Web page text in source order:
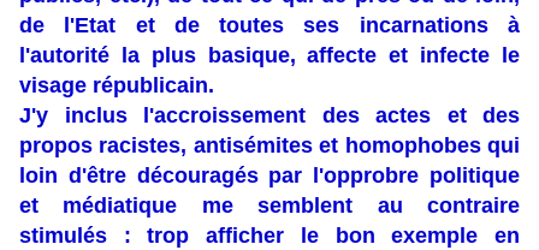
de l'Etat et de toutes ses incarnations à
l'autorité la plus basique, affecte et infecte le
visage républicain.
J'y inclus l'accroissement des actes et des
propos racistes, antisémites et homophobes qui
loin d'être découragés par l'opprobre politique
et médiatique me semblent au contraire
stimulés : trop afficher le bon exemple en